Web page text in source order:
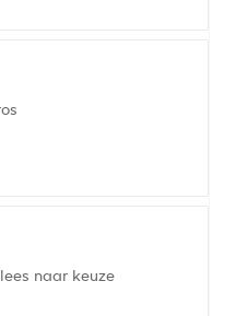
naar keuze